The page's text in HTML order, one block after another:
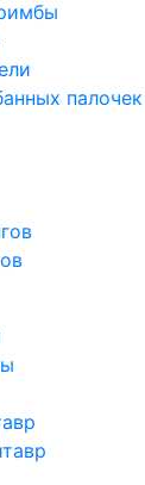
палочек